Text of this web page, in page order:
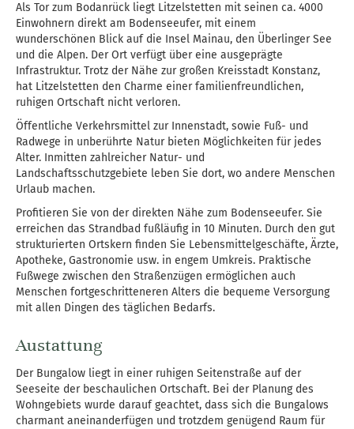
Als Tor zum Bodanrück liegt Litzelstetten mit seinen ca. 4000
Einwohnern direkt am Bodenseeufer, mit einem
wunderschönen Blick auf die Insel Mainau, den Überlinger See
und die Alpen. Der Ort verfügt über eine ausgeprägte
Infrastruktur. Trotz der Nähe zur großen Kreisstadt Konstanz,
hat Litzelstetten den Charme einer familienfreundlichen,
ruhigen Ortschaft nicht verloren.
Öffentliche Verkehrsmittel zur Innenstadt, sowie Fuß- und
Radwege in unberührte Natur bieten Möglichkeiten für jedes
Alter. Inmitten zahlreicher Natur- und
Landschaftsschutzgebiete leben Sie dort, wo andere Menschen
Urlaub machen.
Profitieren Sie von der direkten Nähe zum Bodenseeufer. Sie
erreichen das Strandbad fußläufig in 10 Minuten. Durch den gut
strukturierten Ortskern finden Sie Lebensmittelgeschäfte, Ärzte,
Apotheke, Gastronomie usw. in engem Umkreis. Praktische
Fußwege zwischen den Straßenzügen ermöglichen auch
Menschen fortgeschritteneren Alters die bequeme Versorgung
mit allen Dingen des täglichen Bedarfs.
Austattung
Der Bungalow liegt in einer ruhigen Seitenstraße auf der
Seeseite der beschaulichen Ortschaft. Bei der Planung des
Wohngebiets wurde darauf geachtet, dass sich die Bungalows
charmant aneinanderfügen und trotzdem genügend Raum für